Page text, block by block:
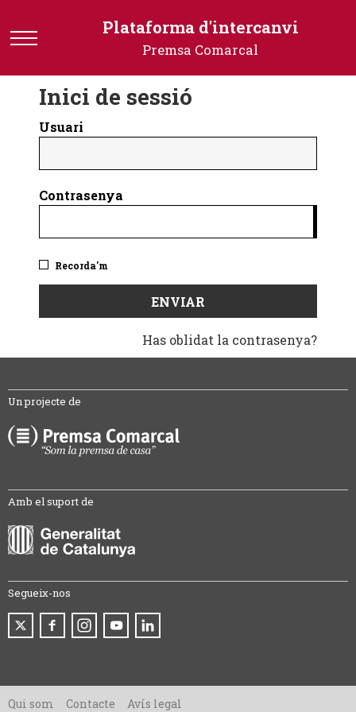
Plataforma
d'intercanvi
Plataforma d'intercanvi
Premsa Comarcal
Inici de sessió
Usuari
Contrasenya
Recorda'm
Has oblidat la contrasenya?
Un projecte de
Amb el suport de
Segueix-nos
Qui som Contacte Avís legal